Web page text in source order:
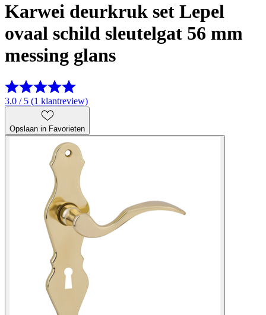
Karwei deurkruk set Lepel
ovaal schild sleutelgat 56 mm
messing glans
3.0 / 5 (1 klantreview)
Opslaan in Favorieten